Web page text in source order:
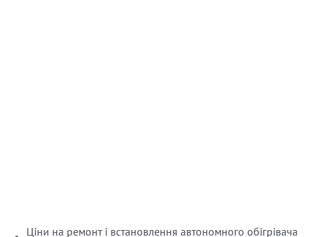
Ціни на ремонт і встановлення автономного обігрівача